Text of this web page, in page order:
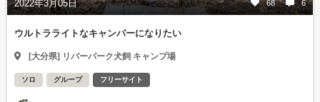
2022年3月05日 68 6
ウルトラライトなキャンパーになりたい
[大分県] リバーパーク犬飼 キャンプ場
ソロ グループ フリーサイト